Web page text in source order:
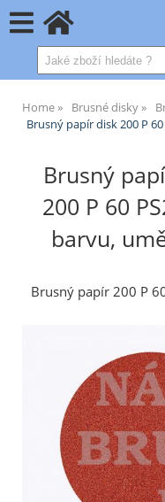
Home Brusné disky
Brusný papír disk 200 P
Brusný
200 P 60
barvu,
Brusný papír 200 P